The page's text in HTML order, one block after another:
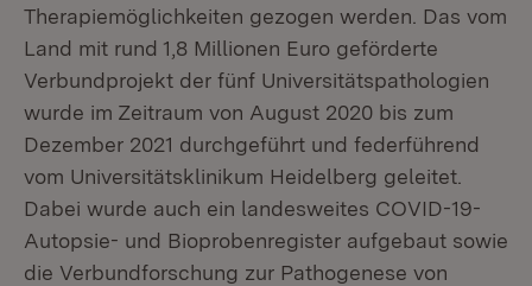
Therapiemöglichkeiten gezogen werden. Das vom
Land mit rund 1,8 Millionen Euro geförderte
Verbundprojekt der fünf Universitätspathologien
wurde im Zeitraum von August 2020 bis zum
Dezember 2021 durchgeführt und federführend
vom Universitätsklinikum Heidelberg geleitet.
Dabei wurde auch ein landesweites COVID-19-
Autopsie- und Bioprobenregister aufgebaut sowie
die Verbundforschung zur Pathogenese von